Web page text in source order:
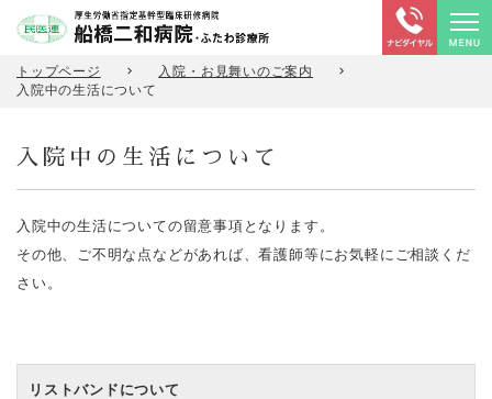
トップページ
入院・お見舞いのご案内
入院中の生活について
入院中の生活について
入院中の生活についての留意事項となります。
その他、ご不明な点などがあれば、看護師等にお気軽にご相談くだ
さい。
リストバンドについて